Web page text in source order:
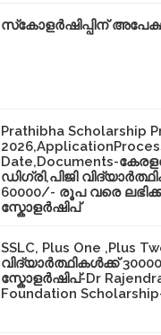
സ്‌കോളർഷിപ്പിന്
Prathibha Scholarship
Date,Documents-
ഡിഗ്രി,പിജി
60000/- രൂപ വരെ
സ്കോളർഷിപ്
SSLC, Plus One ,Plus
വിദ്യാർത്ഥികൾക്ക്
സ്കോളർഷിപ്-Dr
Foundation